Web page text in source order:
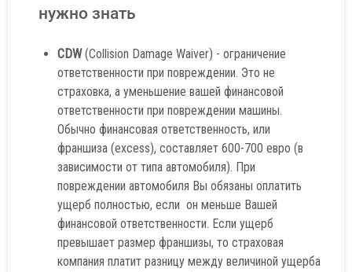
нужно знать
CDW(Collision Damage Waiver) - ограничение
ответственности при повреждении. Это не
страховка, а уменьшение вашей финансовой
ответственности при повреждении машины.
Обычно финансовая ответственность, или
франшиза (excess), составляет 600-700 евро (в
зависимости от типа автомобиля). При
повреждении автомобиля Вы обязаны оплатить
ущерб полностью, если он меньше Вашей
финансовой ответственности. Если ущерб
превышает размер франшизы, то страховая
компания платит разницу между величиной ущерба